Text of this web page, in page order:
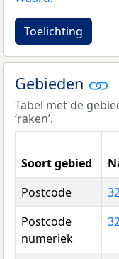
Toelichting
Gebieden
Tabel met de
‘raken’.
Soort gebied
Postcode
Postcode
numeriek